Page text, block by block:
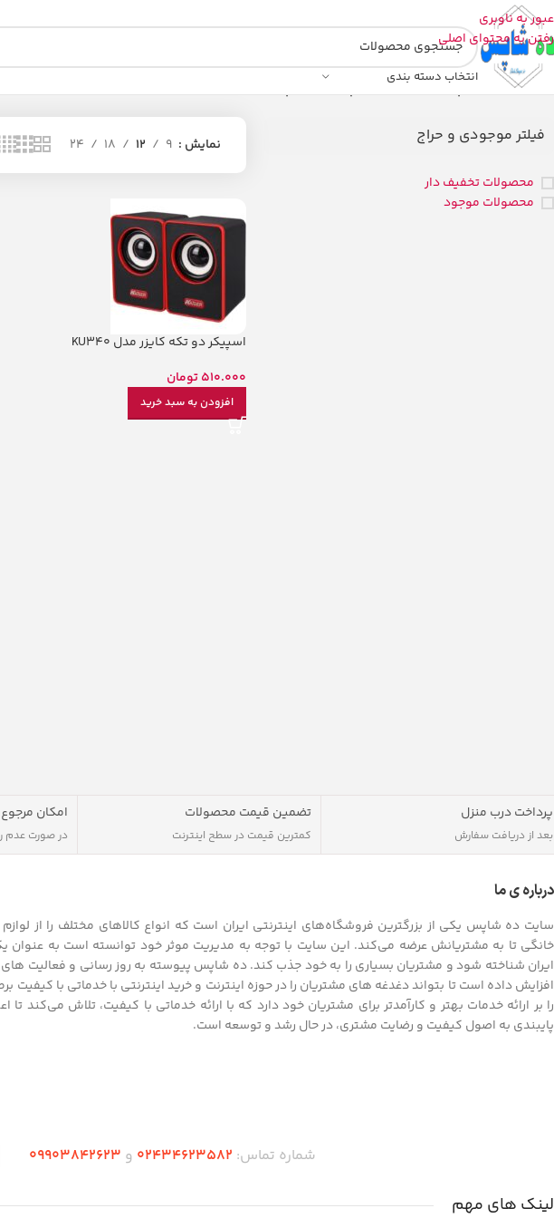
عبور به ناوبری
رفتن به محتوای اصلی
انتخاب دسته بندی
خانه/محصولات برچسب خورده “خرید اسپیکر سایز کوچیک”
فیلتر موجودی و حراج
محصولات تخفیف دار
محصولات موجود
نمایش 9
12
18
24
اسپیکر دو تکه کایزر مدل KU340
510.000 تومان
افزودن به سبد خرید
پرداخت درب منزل
بعد از دریافت سفارش
تضمین قیمت محصولات
کمترین قیمت در سطح اینترنت
امکان
در صورت عدم
درباره ی ما
سایت ده شاپس یکی از بزرگترین فروشگاه‌های اینترنتی ایران است که انواع کالاهای مختلف را از لوازم
خانگی تا به مشتریانش عرضه می‌کند. این سایت با توجه به مدیریت موثر خود توانسته است به عنوان
ایران شناخته شود و مشتریان بسیاری را به خود جذب کند. ده شاپس پیوسته به روز رسانی و فعالیت های
افزایش داده است تا بتواند دغدغه های مشتریان را در حوزه اینترنت و خرید اینترنتی با خدماتی با
را بر ارائه خدمات بهتر و کارآمدتر برای مشتریان خود دارد که با ارائه خدماتی با کیفیت، تلاش می‌کند تا
پایبندی به اصول کیفیت و رضایت مشتری، در حال رشد و توسعه است.
شماره تماس: 02434623582 و 09903842623
لینک های مهم